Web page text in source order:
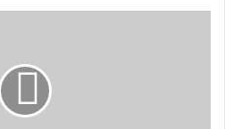
изготовленную из